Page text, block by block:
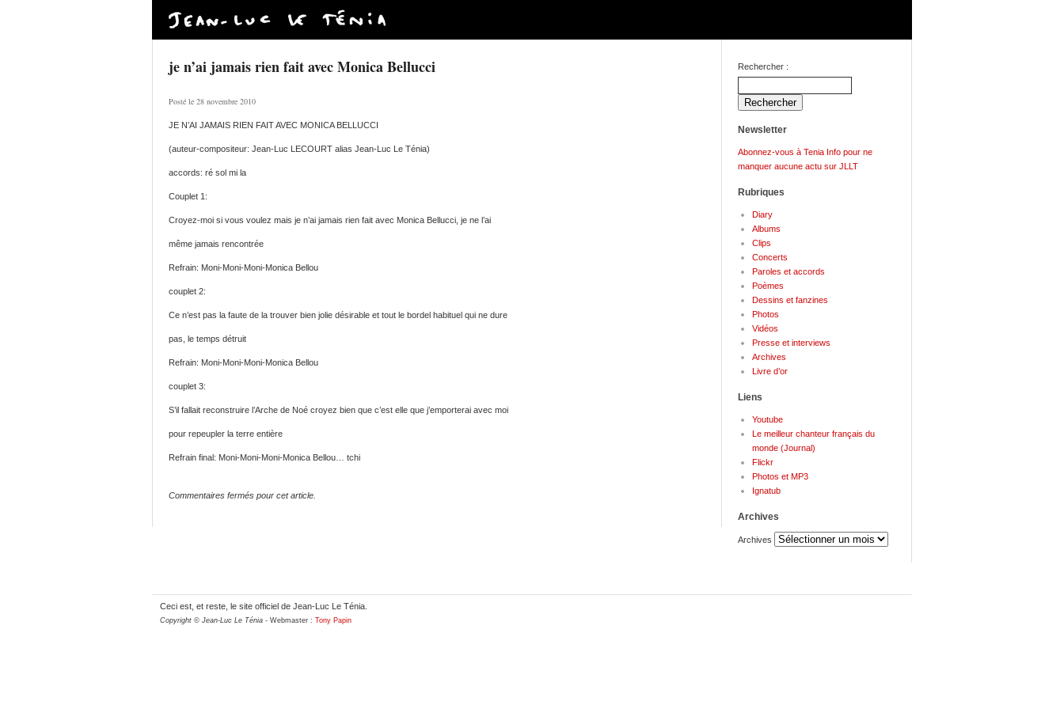
je n’ai jamais rien fait avec Monica Bellucci
Posté le 28 novembre 2010
JE N’AI JAMAIS RIEN FAIT AVEC MONICA BELLUCCI
(auteur-compositeur: Jean-Luc LECOURT alias Jean-Luc Le Ténia)
accords: ré sol mi la
Couplet 1:
Croyez-moi si vous voulez mais je n’ai jamais rien fait avec Monica Bellucci, je ne l’ai
même jamais rencontrée
Refrain: Moni-Moni-Moni-Monica Bellou
couplet 2:
Ce n’est pas la faute de la trouver bien jolie désirable et tout le bordel habituel qui ne dure
pas, le temps détruit
Refrain: Moni-Moni-Moni-Monica Bellou
couplet 3:
S’il fallait reconstruire l’Arche de Noé croyez bien que c’est elle que j’emporterai avec moi
pour repeupler la terre entière
Refrain final: Moni-Moni-Moni-Monica Bellou… tchi
Commentaires fermés pour cet article.
Rechercher :
Newsletter
Abonnez-vous à Tenia Info pour ne
manquer aucune actu sur JLLT
Rubriques
Diary
Albums
Clips
Concerts
Paroles et accords
Poèmes
Dessins et fanzines
Photos
Vidéos
Presse et interviews
Archives
Livre d’or
Liens
Youtube
Le meilleur chanteur français du
monde (Journal)
Flickr
Photos et MP3
Ignatub
Archives
Archives
Ceci est, et reste, le site officiel de Jean-Luc Le Ténia.
Copyright © Jean-Luc Le Ténia - Webmaster : Tony Papin